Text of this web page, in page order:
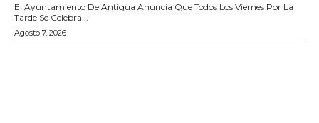
El Ayuntamiento De Antigua Anuncia Que Todos Los Viernes Por La
Tarde Se Celebra...
Agosto 7, 2026